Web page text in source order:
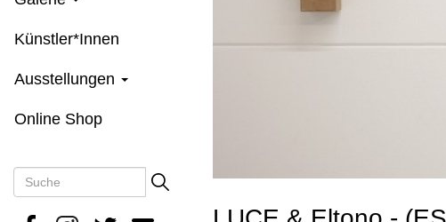
Künstler*Innen
Ausstellungen
Online Shop
Search
Suche